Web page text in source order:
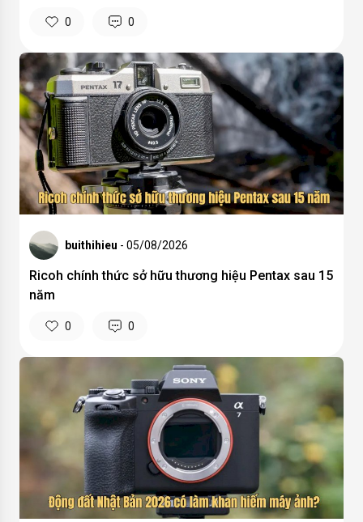
0 0
buithihieu - 05/08/2026
Ricoh chính thức sở hữu thương hiệu Pentax sau 15
năm
0 0